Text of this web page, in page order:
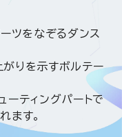
ーツをなぞるダンス
りを示すボルテー
ーティングパートで
ます。